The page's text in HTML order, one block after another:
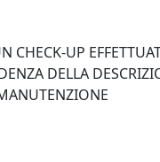
CHECK-UP
DELLA